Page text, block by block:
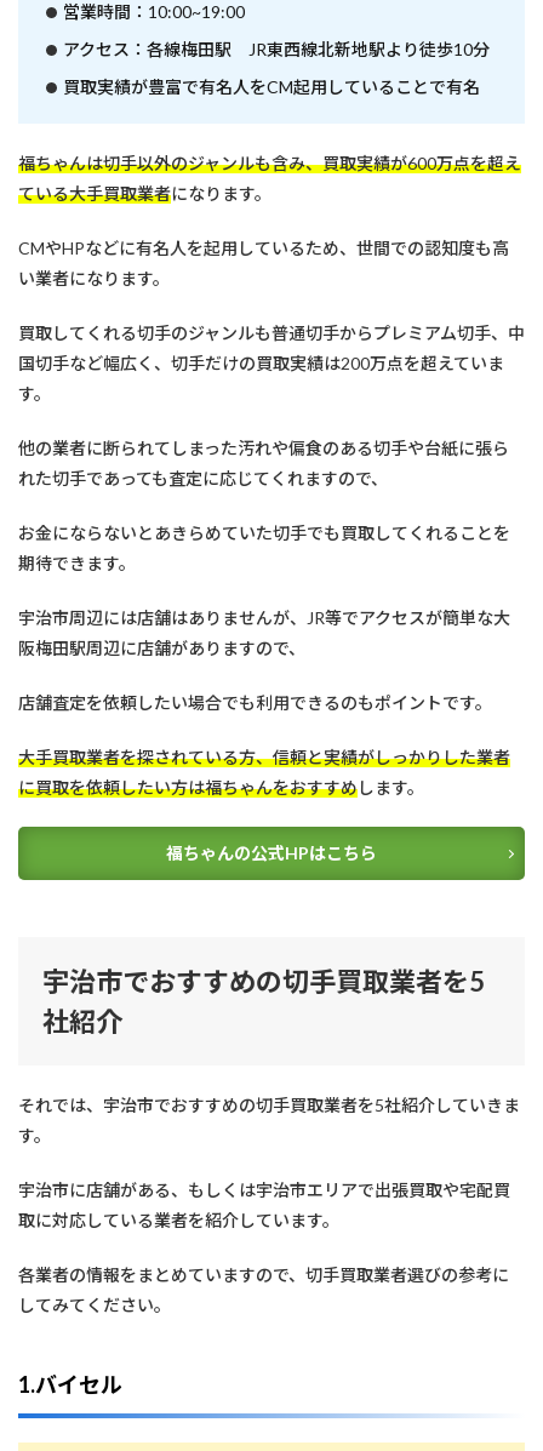
営業時間：10:00~19:00
アクセス：各線梅田駅 JR東西線北新地駅より徒歩10分
買取実績が豊富で有名人をCM起用していることで有名
福ちゃんは切手以外のジャンルも含み、買取実績が600万点を超え
ている大手買取業者になります。
CMやHPなどに有名人を起用しているため、世間での認知度も高
い業者になります。
買取してくれる切手のジャンルも普通切手からプレミアム切手、中
国切手など幅広く、切手だけの買取実績は200万点を超えていま
す。
他の業者に断られてしまった汚れや偏食のある切手や台紙に張ら
れた切手であっても査定に応じてくれますので、
お金にならないとあきらめていた切手でも買取してくれることを
期待できます。
宇治市周辺には店舗はありませんが、JR等でアクセスが簡単な大
阪梅田駅周辺に店舗がありますので、
店舗査定を依頼したい場合でも利用できるのもポイントです。
大手買取業者を探されている方、信頼と実績がしっかりした業者
に買取を依頼したい方は福ちゃんをおすすめします。
福ちゃんの公式HPはこちら
宇治市でおすすめの切手買取業者を5
社紹介
それでは、宇治市でおすすめの切手買取業者を5社紹介していきま
す。
宇治市に店舗がある、もしくは宇治市エリアで出張買取や宅配買
取に対応している業者を紹介しています。
各業者の情報をまとめていますので、切手買取業者選びの参考に
してみてください。
1.バイセル